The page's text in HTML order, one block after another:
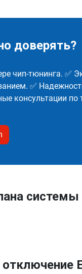
доверять?
чип-тюнинга. ✅
✅
консультации